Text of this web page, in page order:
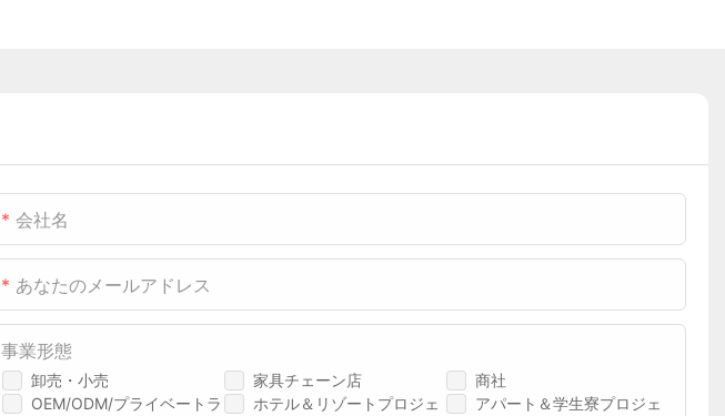
会社名
あなたのメールアドレス
卸売・小売 家具チェーン店
商社
OEM/ODM/プライベートラ
ホテル＆リゾートプロジェ
アパート＆学生寮プロジェ
事業形態